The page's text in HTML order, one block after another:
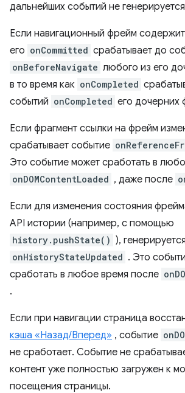
дальнейших событий не
Если навигационный фрейм
его onCommitted срабатывает до
onBeforeNavigate любого из его
в то время как onCompleted
событий onCompleted его дочерних
Если фрагмент ссылки на фрейм
срабатывает событие
Это событие может сработать в
onDOMContentLoaded , даже после
Если для изменения состояния
API истории (например, с помощью
history.pushState() ),
onHistoryStateUpdated . Это
сработать в любое время после
.
Если при навигации страница
кэша «Назад/Вперед» , событие
не сработает. Событие не
контент уже полностью загружен к
посещения страницы.